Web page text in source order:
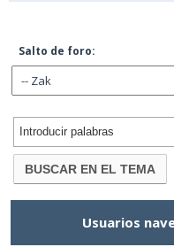
Salto de foro:
Usuarios